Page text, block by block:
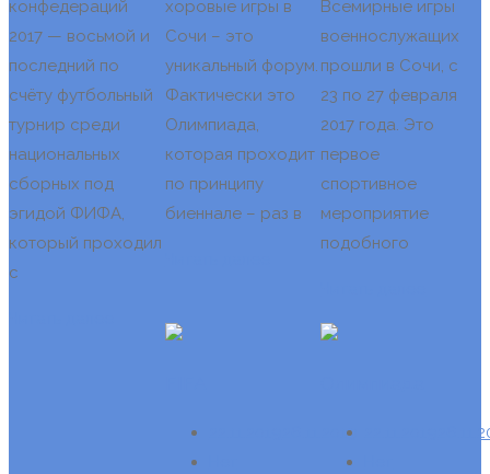
конфедераций
2017 — восьмой и
последний по
счёту футбольный
турнир среди
национальных
сборных под
эгидой ФИФА,
который проходил
с
хоровые игры в
Сочи – это
уникальный форум.
Фактически это
Олимпиада,
которая проходит
по принципу
биеннале – раз в
Всемирные игры
военнослужащих
прошли в Сочи, с
23 по 27 февраля
2017 года. Это
первое
спортивное
мероприятие
подобного
26.11.2019